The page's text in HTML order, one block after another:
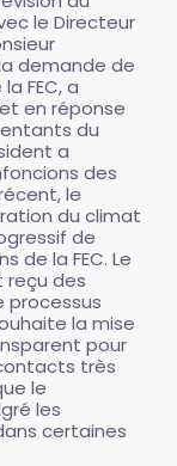
le Directeur
demande de
FEC, a
en réponse
du
a
des
le
du climat
de
de la FEC. Le
reçu des
processus
la mise
pour
très
le
les
certaines